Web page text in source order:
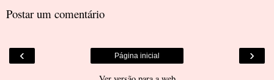
Postar um comentário
‹ ›
Página inicial